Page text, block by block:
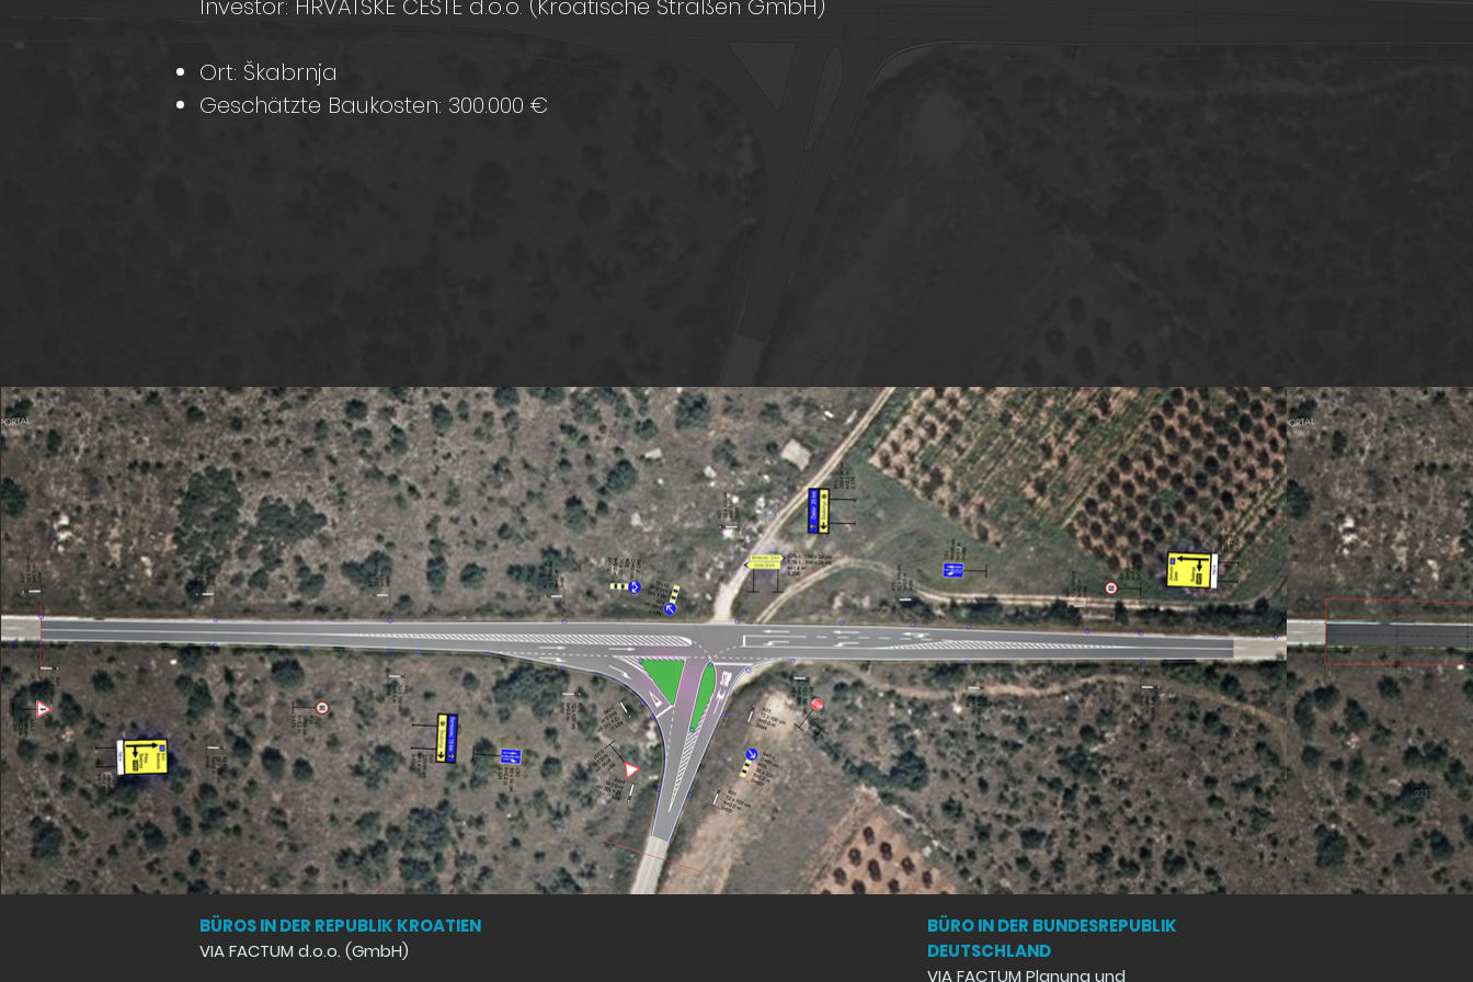
Investor: HRVATSKE CESTE d.o.o. (Kroatische Straßen GmbH)
Ort: Škabrnja
Geschätzte Baukosten: 300.000 €
BÜROS IN DER REPUBLIK KROATIEN
VIA FACTUM d.o.o. (GmbH)
BÜRO IN DER BUNDESREPUBLIK
DEUTSCHLAND
VIA FACTUM Planung und